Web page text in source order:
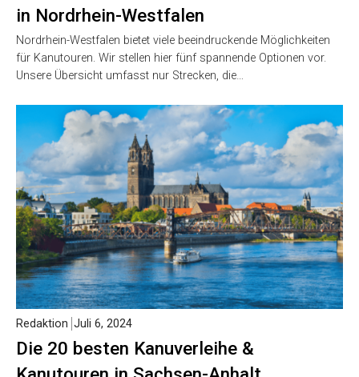
in Nordrhein-Westfalen
Nordrhein-Westfalen bietet viele beeindruckende Möglichkeiten
für Kanutouren. Wir stellen hier fünf spannende Optionen vor.
Unsere Übersicht umfasst nur Strecken, die…
Die 20 besten Kanuverleihe &
Redaktion Juli 6, 2024